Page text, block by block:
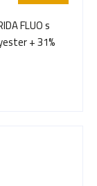
FLUO s
+ 31%